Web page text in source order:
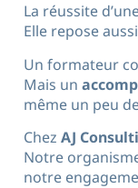
La réussite
Elle repose
Un formateur
Mais un
même un peu
Chez AJ
Notre
notre